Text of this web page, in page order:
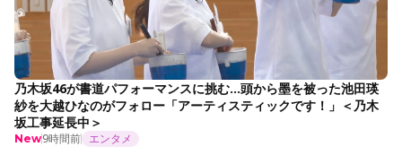
乃木坂46が書道パフォーマンスに挑む…頭から墨を被った池田瑛
紗を大越ひなのがフォロー「アーティスティックです！」＜乃木
坂工事延長中＞
New9時間前 エンタメ